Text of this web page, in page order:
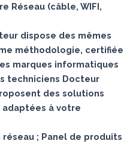
Réseau (câble, WIFI,
dispose des mêmes
méthodologie, certifiée
marques informatiques
techniciens Docteur
des solutions
à votre
réseau ; Panel de produits